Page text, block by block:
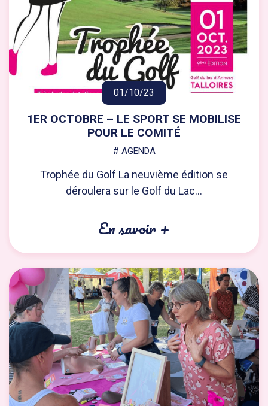
01/10/23
1ER OCTOBRE – LE SPORT SE MOBILISE
POUR LE COMITÉ
# AGENDA
Trophée du Golf La neuvième édition se
déroulera sur le Golf du Lac...
En savoir +